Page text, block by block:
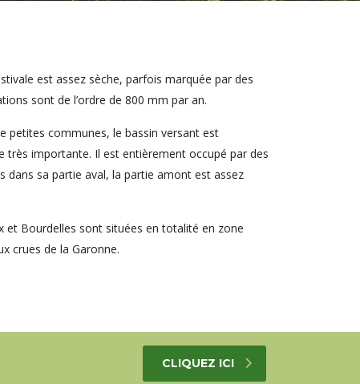
est assez sèche, parfois marquée par des
sont de l’ordre de 800 mm par an.
petites communes, le bassin versant est
très importante. Il est entièrement occupé par des
dans sa partie aval, la partie amont est assez
et Bourdelles sont situées en totalité en zone
crues de la Garonne.
CLIQUEZ ICI